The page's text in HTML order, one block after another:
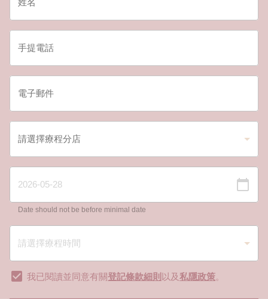
Date should not be before minimal date
我已閱讀並同意有關登記條款細則 以及私隱政策。